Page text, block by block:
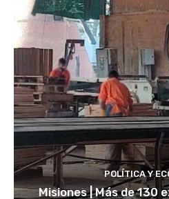
POLÍTICA Y
Misiones | Más de 130